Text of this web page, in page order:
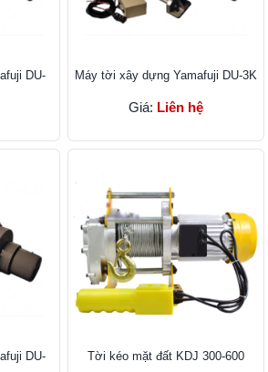
DU-
Máy tời xây dựng Yamafuji DU-3K
Giá: Liên hệ
DU-
Tời kéo mặt đất KDJ 300-600